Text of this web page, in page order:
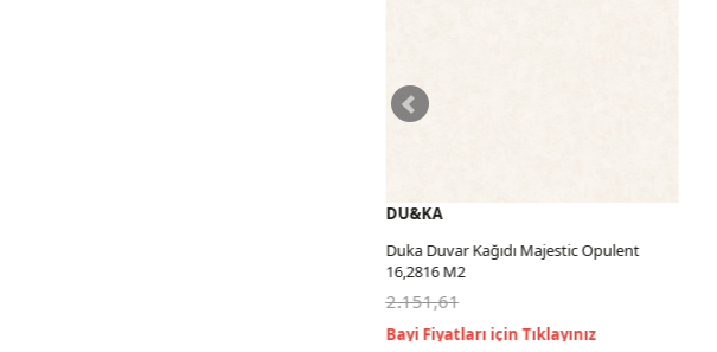
DU&KA
Duka Duvar Kağıdı Majestic Opulent
16,2816 M2
2.151,61